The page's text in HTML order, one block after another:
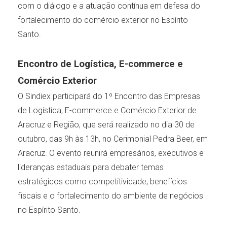
com o diálogo e a atuação contínua em defesa do
fortalecimento do comércio exterior no Espírito
Santo.
Encontro de Logística, E-commerce e
Comércio Exterior
O Sindiex participará do 1º Encontro das Empresas
de Logística, E-commerce e Comércio Exterior de
Aracruz e Região, que será realizado no dia 30 de
outubro, das 9h às 13h, no Cerimonial Pedra Beer, em
Aracruz. O evento reunirá empresários, executivos e
lideranças estaduais para debater temas
estratégicos como competitividade, benefícios
fiscais e o fortalecimento do ambiente de negócios
no Espírito Santo.